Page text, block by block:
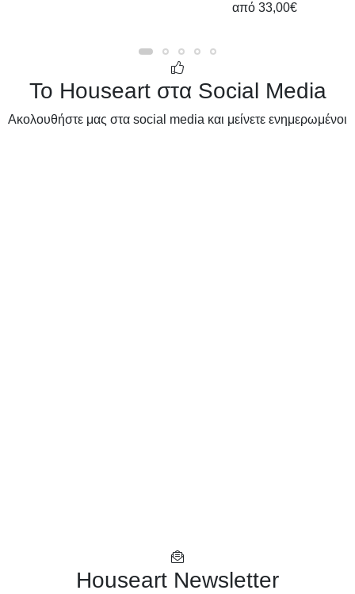
από 33,00€
Το Houseart στα Social Media
Ακολουθήστε μας στα social media και μείνετε ενημερωμένοι
Houseart Newsletter